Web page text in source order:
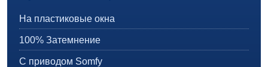
На пластиковые окна
100% Затемнение
С приводом Somfy